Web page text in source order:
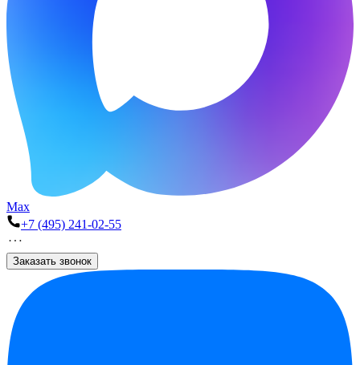
Max
+7 (495) 241-02-55
Заказать звонок